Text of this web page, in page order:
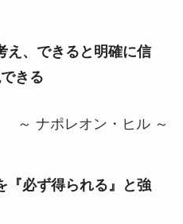
え、できると明確に信
きる
～ ナポレオン・ヒル ～
『必ず得られる』と強